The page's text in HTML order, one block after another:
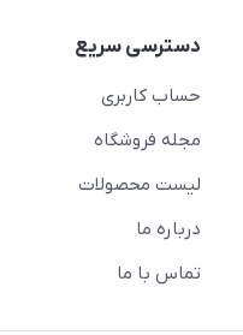
دسترسی سریع
حساب کاربری
مجله فروشگاه
لیست محصولات
درباره ما
تماس با ما